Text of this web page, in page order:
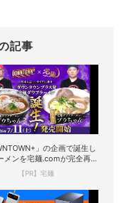
記事
」の企画で誕生し
メンを宅麺.comが完全再
現！
【PR】宅麺